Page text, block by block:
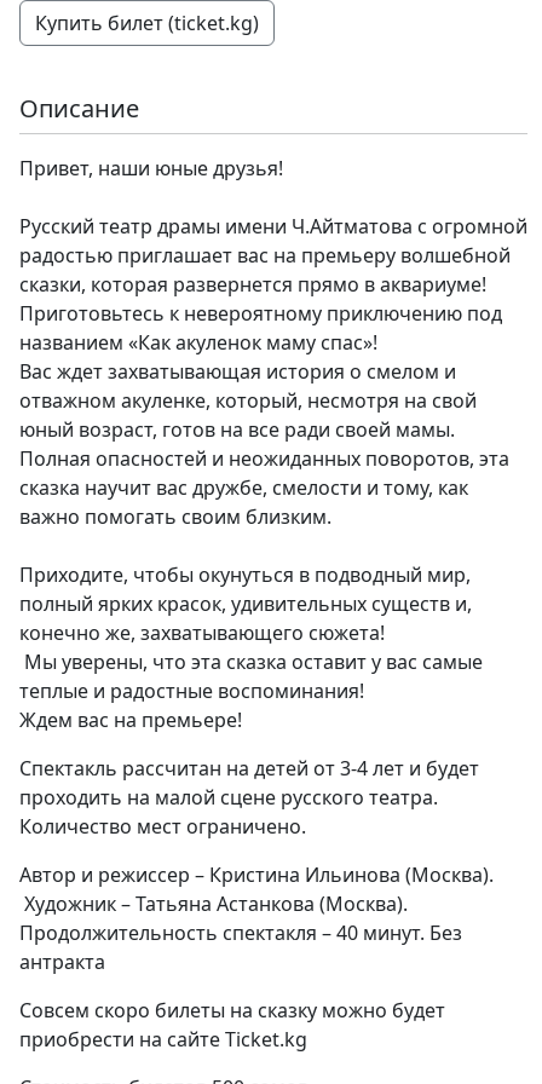
Купить билет (ticket.kg)
Описание
Привет, наши юные друзья!
Русский театр драмы имени Ч.Айтматова с огромной
радостью приглашает вас на премьеру волшебной
сказки, которая развернется прямо в аквариуме!
Приготовьтесь к невероятному приключению под
названием «Как акуленок маму спас»!
Вас ждет захватывающая история о смелом и
отважном акуленке, который, несмотря на свой
юный возраст, готов на все ради своей мамы.
Полная опасностей и неожиданных поворотов, эта
сказка научит вас дружбе, смелости и тому, как
важно помогать своим близким.
Приходите, чтобы окунуться в подводный мир,
полный ярких красок, удивительных существ и,
конечно же, захватывающего сюжета!
Мы уверены, что эта сказка оставит у вас самые
теплые и радостные воспоминания!
Ждем вас на премьере!
Спектакль рассчитан на детей от 3-4 лет и будет
проходить на малой сцене русского театра.
Количество мест ограничено.
Автор и режиссер – Кристина Ильинова (Москва).
Художник – Татьяна Астанкова (Москва).
Продолжительность спектакля – 40 минут. Без
антракта
Совсем скоро билеты на сказку можно будет
приобрести на сайте Ticket.kg